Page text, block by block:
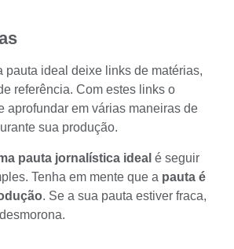
pauta ideal deixe links de matérias,
referência. Com estes links o
aprofundar em várias maneiras de
sua produção.
pauta jornalística ideal é seguir
Tenha em mente que a pauta é
. Se a sua pauta estiver fraca,